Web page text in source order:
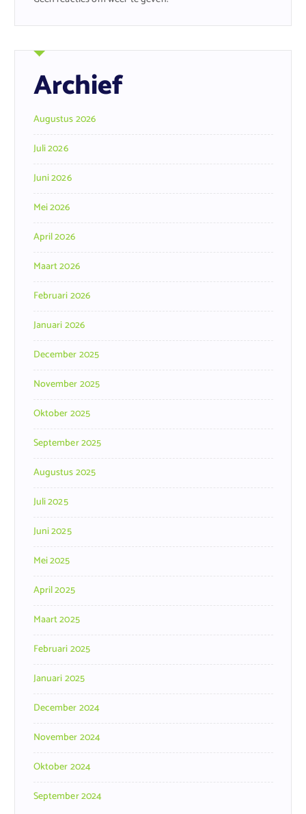
Archief
Augustus 2026
Juli 2026
Juni 2026
Mei 2026
April 2026
Maart 2026
Februari 2026
Januari 2026
December 2025
November 2025
Oktober 2025
September 2025
Augustus 2025
Juli 2025
Juni 2025
Mei 2025
April 2025
Maart 2025
Februari 2025
Januari 2025
December 2024
November 2024
Oktober 2024
September 2024